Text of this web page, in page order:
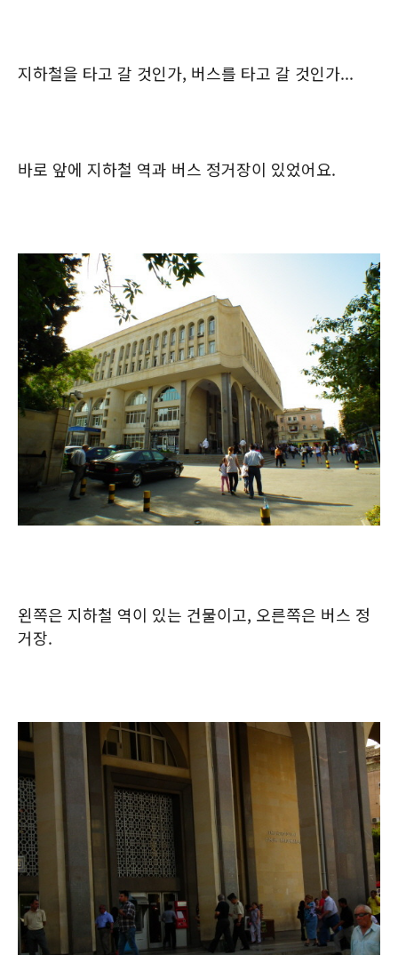
지하철을 타고 갈 것인가, 버스를 타고 갈 것인가...
바로 앞에 지하철 역과 버스 정거장이 있었어요.
왼쪽은 지하철 역이 있는 건물이고, 오른쪽은 버스 정
거장.